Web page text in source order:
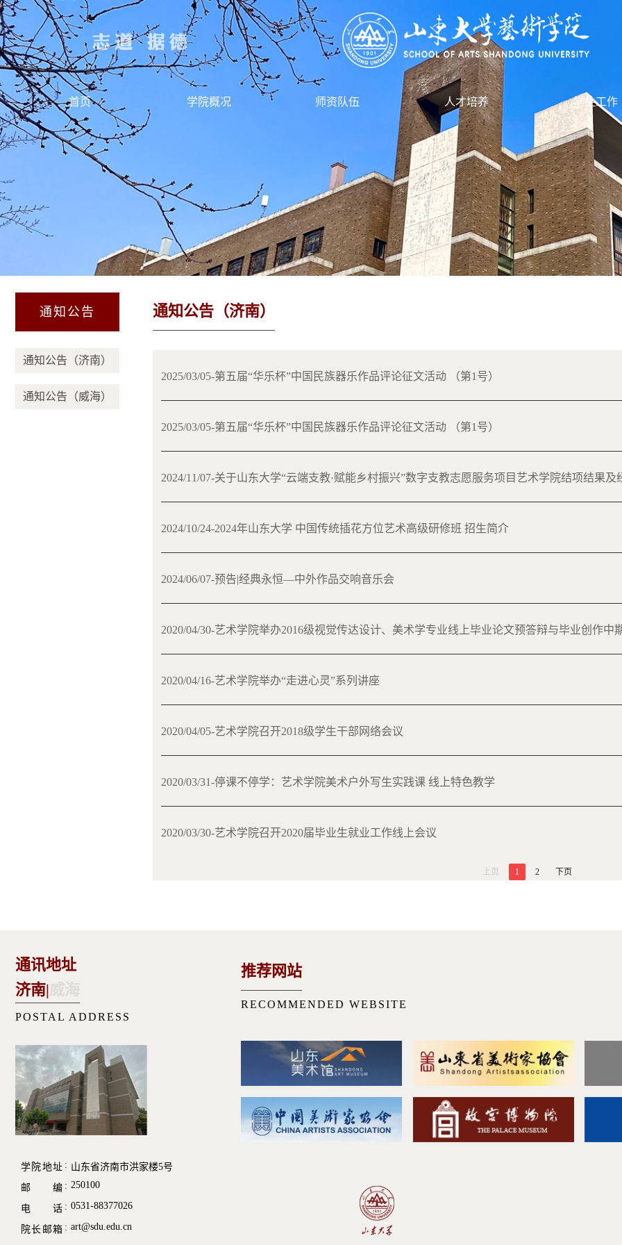
首页 学院概况 师资队伍 人才培养 学生工作
通知公告
通知公告（济南）
通知公告（威海）
通知公告（济南）
2025/03/05-第五届“华乐杯”中国民族器乐作品评论征文活动 （第1号）
2025/03/05-第五届“华乐杯”中国民族器乐作品评论征文活动 （第1号）
2024/11/07-关于山东大学“云端支教·赋能乡村振兴”数字支教志愿服务项目艺术学院结项结果及
2024/10/24-2024年山东大学 中国传统插花方位艺术高级研修班 招生简介
2024/06/07-预告|经典永恒—中外作品交响音乐会
2020/04/30-艺术学院举办2016级视觉传达设计、美术学专业线上毕业论文预答辩与毕业创作中
2020/04/16-艺术学院举办“走进心灵”系列讲座
2020/04/05-艺术学院召开2018级学生干部网络会议
2020/03/31-停课不停学：艺术学院美术户外写生实践课 线上特色教学
2020/03/30-艺术学院召开2020届毕业生就业工作线上会议
上页 1 2 下页
通讯地址
济南|
POSTAL ADDRESS
学院地址
山东省济南市洪家楼5号
邮 编
250100
电 话 0531-88377026
院长邮箱 art@sdu.edu.cn
推荐网站
RECOMMENDED WEBSITE